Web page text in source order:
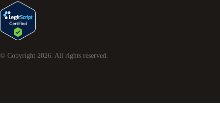
© Copyright 2026. All rights reserved.